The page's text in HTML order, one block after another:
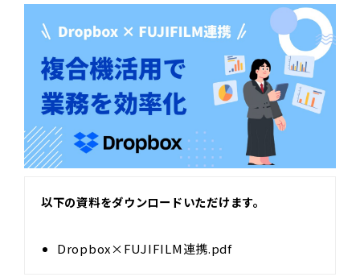
以下の資料をダウンロードいただけます。
Dropbox×FUJIFILM連携.pdf